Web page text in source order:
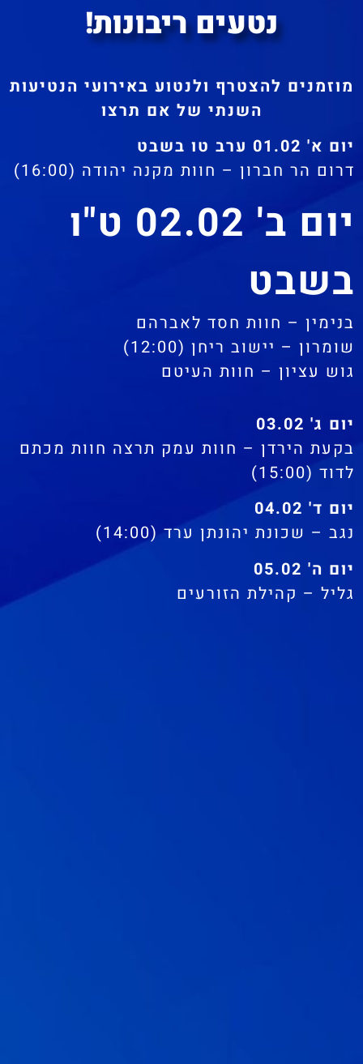
נטעים ריבונות!
מוזמנים להצטרף ולנטוע באירועי הנטיעות
השנתי של אם תרצו
יום א' 01.02 ערב טו בשבט
דרום הר חברון – חוות מקנה יהודה (16:00)
יום ב' 02.02 ט"ו
בשבט
בנימין – חוות חסד לאברהם
שומרון – יישוב ריחן (12:00)
גוש עציון – חוות העיטם
יום ג' 03.02
בקעת הירדן – חוות עמק תרצה חוות מכתם
לדוד (15:00)
יום ד' 04.02
נגב – שכונת יהונתן ערד (14:00)
יום ה' 05.02
גליל – קהילת הזורעים